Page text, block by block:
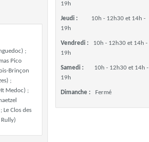
;
Pico
Brinçon
;
Medoc) ;
Le Clos des
19h
Jeudi :
10h - 12h30 et 14h -
19h
Vendredi :
10h - 12h30 et 14h -
19h
Samedi :
10h - 12h30 et 14h -
19h
Dimanche : Fermé